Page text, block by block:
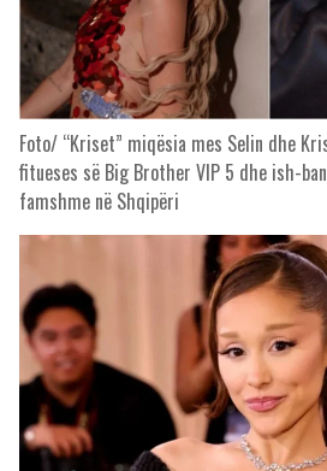
Foto/ “Kriset” miqësia mes Selin dhe
fitueses së Big Brother VIP 5 dhe ish-
famshme në Shqipëri